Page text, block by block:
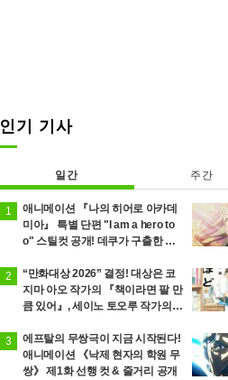
인기 기사
일간 주간
애니메이션 『나의 히어로 아카데
미아』 특별 단편 "I am a hero to
o" 스틸컷 공개! 데쿠가 구출한 소
“만화대상 2026” 결정! 대상은 코
지마 아오 작가의 『책이라면 팔 만
큼 있어』, 세이노 토오루 작가의
에프탈의 무쌍극이 지금 시작된다!
애니메이션 《낙제 현자의 학원 무
쌍》 제1화 선행 컷 & 줄거리 공개